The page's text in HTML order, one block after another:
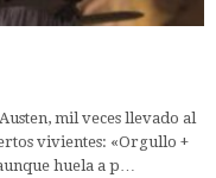
mil veces llevado al
vivientes: «Orgullo +
huela a p…